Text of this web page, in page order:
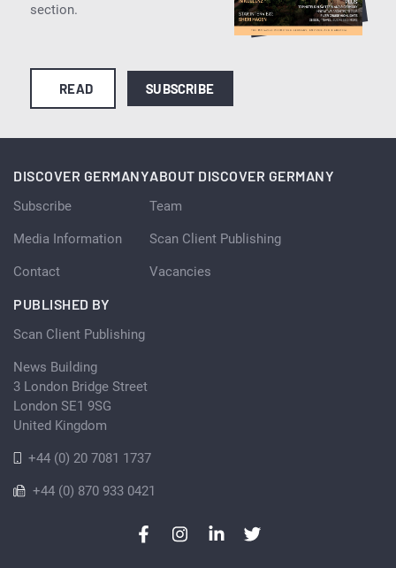
section.
READ SUBSCRIBE
DISCOVER GERMANY
Subscribe
Media Information
Contact
ABOUT DISCOVER GERMANY
Team
Scan Client Publishing
Vacancies
PUBLISHED BY
Scan Client Publishing
News Building
3 London Bridge Street
London SE1 9SG
United Kingdom
+44 (0) 20 7081 1737
+44 (0) 870 933 0421